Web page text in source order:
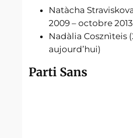
Natàcha
2009 – octobre
Nadàlia Cosznìteis
aujourd’hui)
Parti Sans